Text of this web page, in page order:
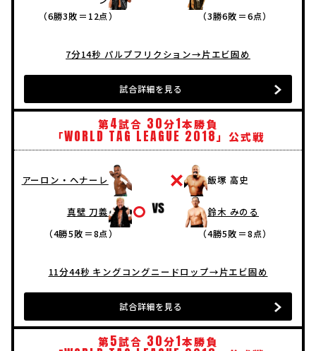
（6勝3敗＝12点）
（3勝6敗＝6点）
7分14秒 パルプフリクション→片エビ固め
試合詳細を見る
第4試合 30分1本勝負
「WORLD TAG LEAGUE 2018」公式戦
アーロン・ヘナーレ
真壁 刀義
（4勝5敗＝8点）
飯塚 高史
鈴木 みのる
（4勝5敗＝8点）
11分44秒 キングコングニードロップ→片エビ固め
試合詳細を見る
第5試合 30分1本勝負